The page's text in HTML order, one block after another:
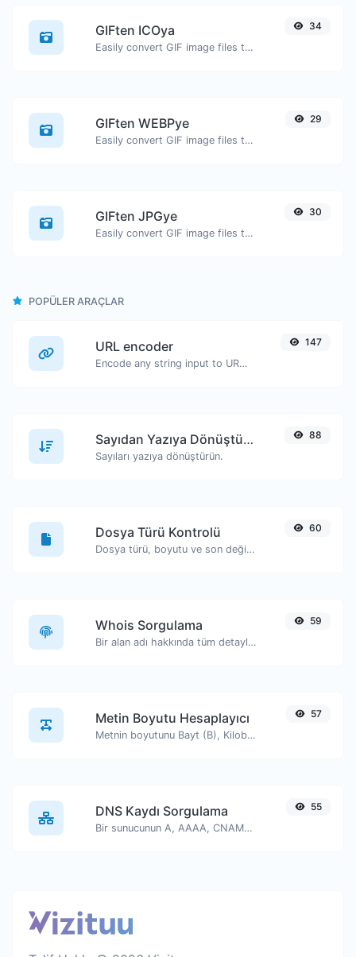
GIFten ICOya
Easily convert GIF image files to ICO.
34
GIFten WEBPye
Easily convert GIF image files to WEBP.
29
GIFten JPGye
Easily convert GIF image files to JPG.
30
POPÜLER ARAÇLAR
URL encoder
Encode any string input to URL format.
147
Sayıdan Yazıya Dönüştürücü
Sayıları yazıya dönüştürün.
88
Dosya Türü Kontrolü
Dosya türü, boyutu ve son değiştirilme tarihi gibi bilgileri görüntüleyin.
60
Whois Sorgulama
Bir alan adı hakkında tüm detayları edinin.
59
Metin Boyutu Hesaplayıcı
Metnin boyutunu Bayt (B), Kilobayt (KB) veya Megabayt (MB) cinsinden alın.
57
DNS Kaydı Sorgulama
Bir sunucunun A, AAAA, CNAME, MX, NS, TXT, SOA DNS kayıtlarını bulun.
55